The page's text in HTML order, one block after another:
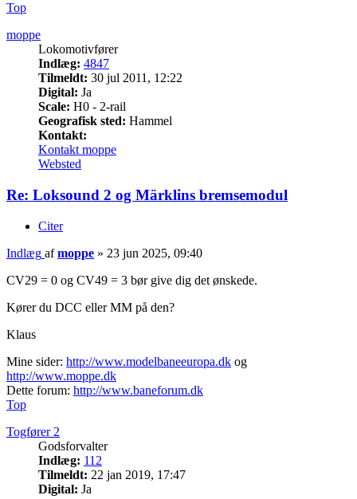
Top
moppe
Lokomotivfører
Indlæg: 4847
Tilmeldt: 30 jul 2011, 12:22
Digital: Ja
Scale: H0 - 2-rail
Geografisk sted: Hammel
Kontakt:
Kontakt moppe
Websted
Re: Loksound 2 og Märklins bremsemodul
Citer
Indlæg afmoppe » 23 jun 2025, 09:40
CV29 = 0 og CV49 = 3 bør give dig det ønskede.
Kører du DCC eller MM på den?
Klaus
Mine sider: http://www.modelbaneeuropa.dk og
http://www.moppe.dk
Dette forum: http://www.baneforum.dk
Top
Togfører 2
Godsforvalter
Indlæg: 112
Tilmeldt: 22 jan 2019, 17:47
Digital: Ja